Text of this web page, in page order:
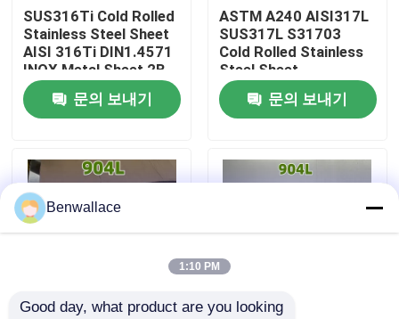
공장 투어
품질 관리
뉴스
인용 을 요청 하십시오
SUS316Ti Cold Rolled
Stainless Steel Sheet
AISI 316Ti DIN1.4571
INOX Metal Sheet 2B
0.8mm
문의 보내기
ASTM A240 AISI317L
SUS317L S31703
Cold Rolled Stainless
Steel Sheet
2.0*1220*2440MM
문의 보내기
Benwallace
1:10 PM
Good day, what product are you looking